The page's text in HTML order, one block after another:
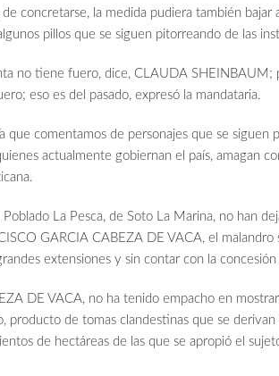
concretarse, la medida pudiera también bajar
pillos que se siguen pitorreando de las
no tiene fuero, dice, CLAUDA
eso es del pasado, expresó la mandataria.
que comentamos de personajes que se siguen
actualmente gobiernan el país, amagan
La Pesca, de Soto La Marina, no han
GARCIA CABEZA DE VACA, el
extensiones y sin contar con la
DE VACA, no ha tenido empacho en
producto de tomas clandestinas que se
de hectáreas de las que se apropió el